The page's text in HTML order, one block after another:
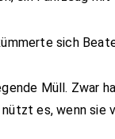
sich
Müll. Zwar
es, wenn sie